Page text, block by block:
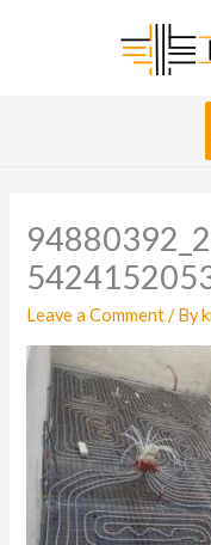
Leave a Comment / By